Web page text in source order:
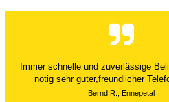
Der Versand ist immer innerhalb
abgewickelt. Grossartig. Ich
Alubeutel.